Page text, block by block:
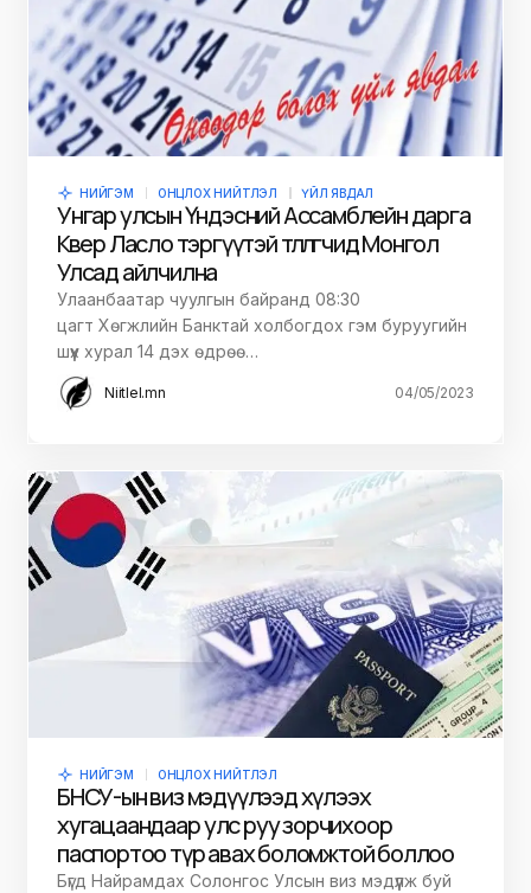
НИЙГЭМ ОНЦЛОХ НИЙТЛЭЛ ҮЙЛ ЯВДАЛ
Унгар улсын Үндэсний Ассамблейн дарга
Көвер Ласло тэргүүтэй төлөөлөгчид Монгол
Улсад айлчилна
Улаанбаатар чуулгын байранд 08:30
цагт Хөгжлийн Банктай холбогдох гэм буруугийн
шүүх хурал 14 дэх өдрөө…
Niitlel.mn 04/05/2023
НИЙГЭМ ОНЦЛОХ НИЙТЛЭЛ
БНСУ-ын виз мэдүүлээд хүлээх
хугацаандаа өөр улс руу зорчихоор
паспортоо түр авах боломжтой боллоо
Бүгд Найрамдах Солонгос Улсын виз мэдүүлж буй